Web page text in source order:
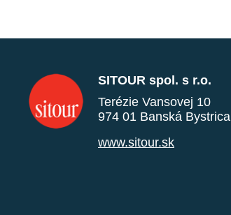
SITOUR spol. s r.o.
Terézie Vansovej 10
974 01 Banská Bystrica
www.sitour.sk